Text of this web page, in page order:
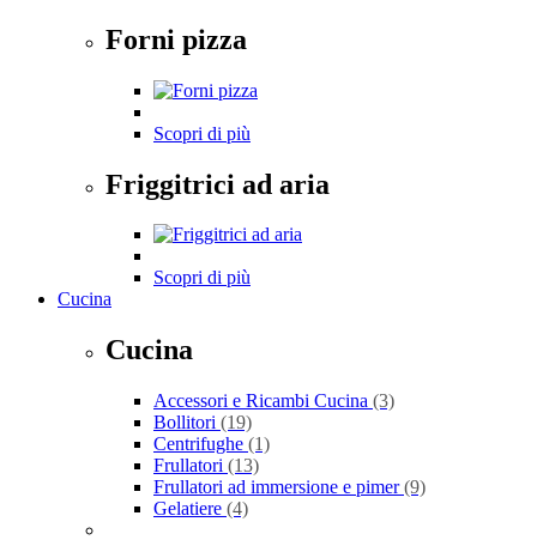
Forni pizza
Scopri di più
Friggitrici ad aria
Scopri di più
Cucina
Cucina
Accessori e Ricambi Cucina (3)
Bollitori (19)
Centrifughe (1)
Frullatori (13)
Frullatori ad immersione e pimer(9)
Gelatiere (4)